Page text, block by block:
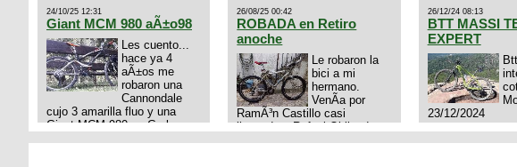
24/10/25 12:31
Giant MCM 980 aÃ±o98
Les cuento...
hace ya 4
aÃ±os me
robaron una
Cannondale
cujo 3 amarilla fluo y una
Giant MCM 980 en Gral
26/08/25 00:42
ROBADA en Retiro
anoche
Le robaron la
bici a mi
hermano.
VenÃ­a por
RamÃ³n Castillo casi
llegando a Rafael Obligado en
26/12/24 08:13
BTT MASSI
EXPERT
23/12/2024